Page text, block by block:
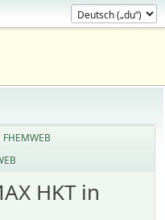
FHEMWEB
HKT in